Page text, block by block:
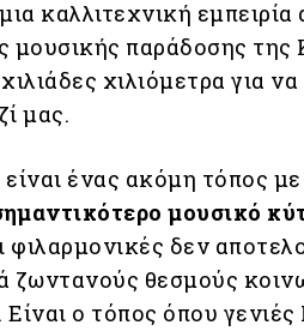
καλλιτεχνική
μουσικής παράδοσης
χιλιόμετρα για
μας.
είναι ένας ακόμη τόπος
μουσικό
φιλαρμονικές δεν
ζωντανούς θεσμούς
Είναι ο τόπος όπου